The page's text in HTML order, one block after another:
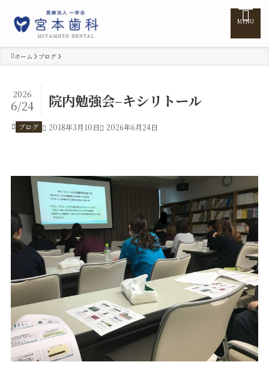
診療案内
訪問診療
料金表
採用情報
MENU
ホーム ブログ
院内勉強会–キシリトール
2026
6/24
ブログ 2018年3月10日 2026年6月24日